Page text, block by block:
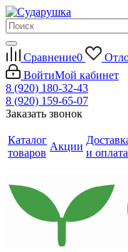
Сравнение0
ВойтиМой кабинет
8 (920) 180-32-43
8 (920) 159-65-07
Заказать звонок
Каталог
товаров
Акции
и оплата